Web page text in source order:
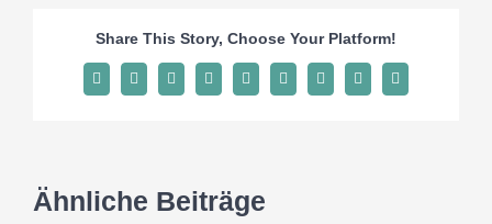
Share This Story, Choose Your Platform!
Facebook
X RedditLinkedInWhatsAppTumblrPinterest
Vk
E-
Mail
Ähnliche Beiträge